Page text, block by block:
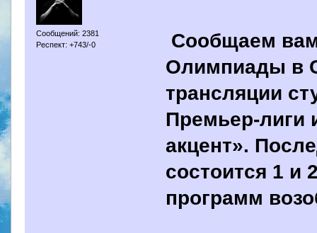
Сообщений: 2381
Респект: +743/-0
Сообщаем
Олимпиады в
трансляции
Премьер-лиги
акцент».
состоится 1 и
программ